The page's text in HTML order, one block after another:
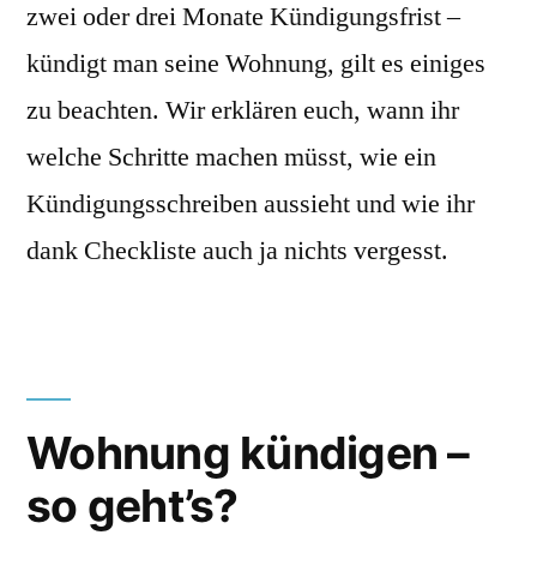
zwei oder drei Monate Kündigungsfrist –
kündigt man seine Wohnung, gilt es einiges
zu beachten. Wir erklären euch, wann ihr
welche Schritte machen müsst, wie ein
Kündigungsschreiben aussieht und wie ihr
dank Checkliste auch ja nichts vergesst.
Wohnung kündigen –
so geht’s?